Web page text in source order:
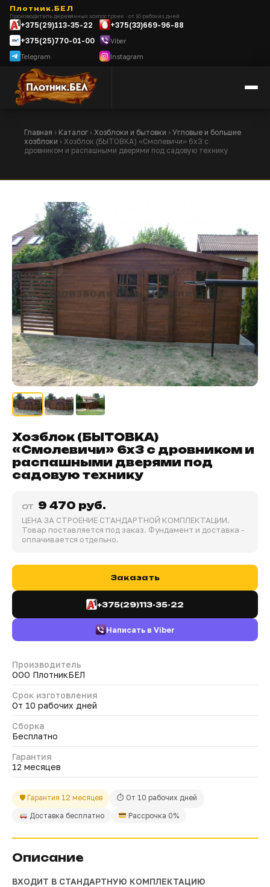
Плотник.БЕЛ
Производитель деревянных хозпостроек · от 10 рабочих дней
+375(29)113-35-22
+375(33)669-96-88
+375(25)770-01-00
Viber
Telegram
Instagram
Главная › Каталог› Хозблоки и бытовки › Угловые и большие
хозблоки › Хозблок (БЫТОВКА) «Смолевичи» 6х3 с
дровником и распашными дверями под садовую технику
Хозблок (БЫТОВКА)
«Смолевичи» 6х3 с дровником и
распашными дверями под
садовую технику
от 9 470 руб.
ЦЕНА ЗА СТРОЕНИЕ СТАНДАРТНОЙ КОМПЛЕКТАЦИИ.
Товар поставляется под заказ. Фундамент и доставка -
оплачивается отдельно.
Заказать
+375(29)113-35-22
Написать в Viber
Производитель
ООО ПлотникБЕЛ
Срок изготовления
От 10 рабочих дней
Сборка
Бесплатно
Гарантия
12 месяцев
🛡 Гарантия 12 месяцев
⏱ От 10 рабочих дней
Доставка бесплатно
Рассрочка 0%
Описание
ВХОДИТ В СТАНДАРТНУЮ КОМПЛЕКТАЦИЮ